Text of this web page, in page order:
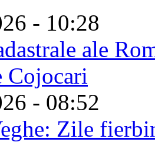
- 10:28
ale
Cojocari
- 08:52
Zile